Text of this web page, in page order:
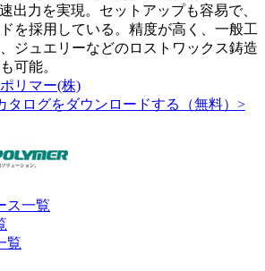
出力を実現。セットアップも容易で、
を採用している。精度が高く、一般工
ジュエリーなどのロストワックス鋳造
可能。
リマー(株)
タログをダウンロードする（無料）>
ス一覧
覧